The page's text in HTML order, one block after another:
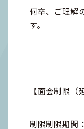
何卒、ご理解
す。
【面会制限（
制限制限期間